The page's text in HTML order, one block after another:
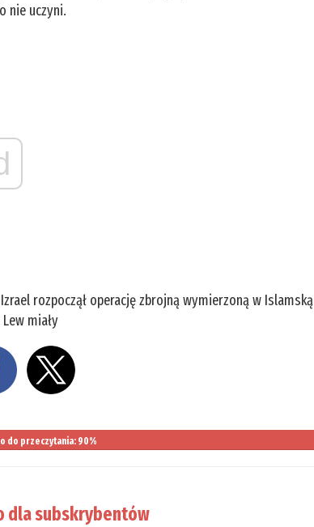
nie uczyni.
rozpoczął operację zbrojną wymierzoną w Islamską
miały
do przeczytania: 90%
dla subskrybentów